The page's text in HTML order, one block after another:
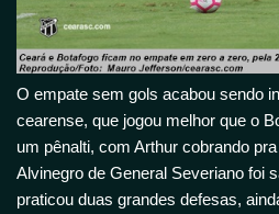
O empate sem gols acabou sendo
cearense, que jogou melhor que o
um pênalti, com Arthur cobrando
Alvinegro de General Severiano foi
praticou duas grandes defesas,